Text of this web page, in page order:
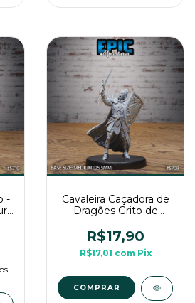
-
Cavaleira Caçadora de
Dragões Grito de
Miniatura 3D Média
Para RPG de Mesa
R$17,90
R$17,01 com Pix
COMPRAR